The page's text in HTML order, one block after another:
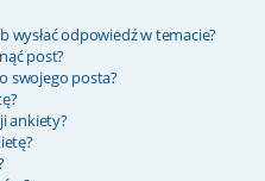
odpowiedź w temacie?
post?
swojego posta?
ankiety?